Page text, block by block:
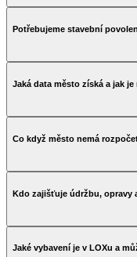
Potřebujeme stavební
Jaká data město získá a jak
Co když město nemá
Kdo zajišťuje údržbu, opravy
Jaké vybavení je v LOXu a